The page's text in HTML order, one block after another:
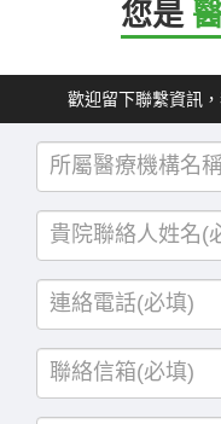
您是
歡迎留下聯繫資訊